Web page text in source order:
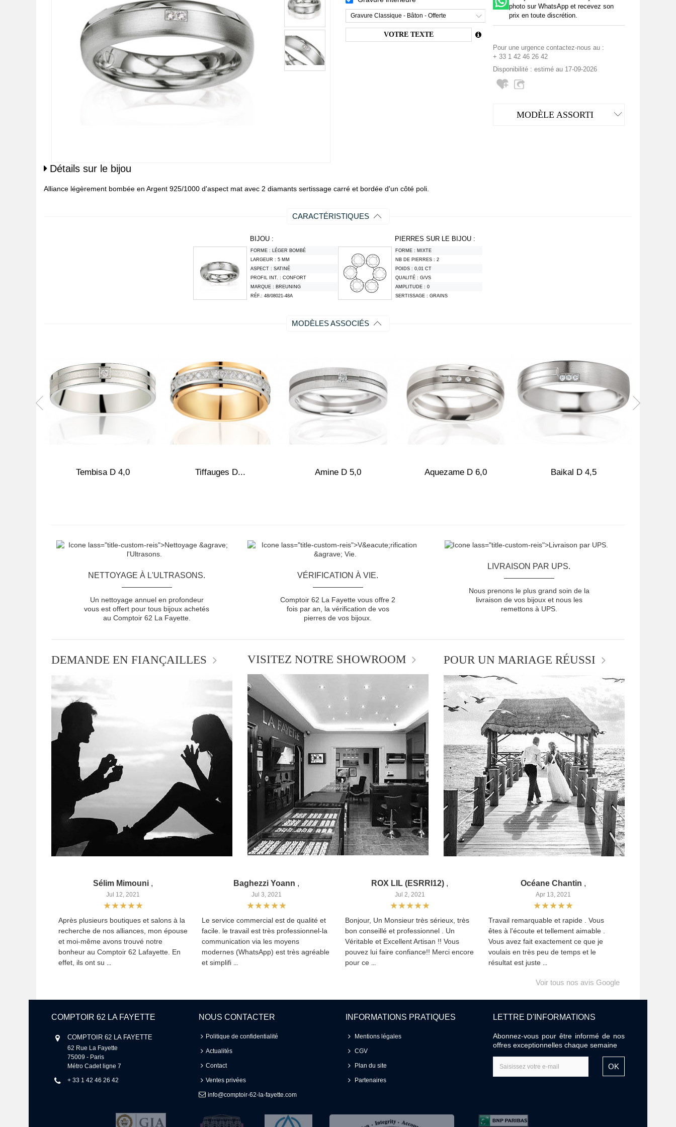
Gravure Classique - Bâton - Offerte
photo sur WhatsApp et recevez son
prix en toute discrétion.
Pour une urgence contactez-nous au :
+ 33 1 42 46 26 42
Disponibilité : estimé au 17-09-2026
MODÈLE ASSORTI
Détails sur le bijou
Alliance légèrement bombée en Argent 925/1000 d'aspect mat avec 2 diamants sertissage carré et bordée d'un côté poli.
CARACTÉRISTIQUES
BIJOU :
FORME : LÉGER BOMBÉ
LARGEUR :5 MM
ASPECT :SATINÉ
PROFIL INT. :CONFORT
MARQUE : BREUNING
RÉF.:48/08021-48A
PIERRES SUR LE BIJOU :
FORME : MIXTE
NB DE PIERRES :2
POIDS :0,01 CT
QUALITÉ :G/VS
AMPLITUDE :0
SERTISSAGE :GRAINS
MODÈLES ASSOCIÉS
Tembisa D 4,0 Tiffauges D... Amine D 5,0 Aquezame D 6,0 Baikal D 4,5
NETTOYAGE À L'ULTRASONS.
Un nettoyage annuel en profondeur
vous est offert pour tous bijoux achetés
au Comptoir 62 La Fayette.
VÉRIFICATION À VIE.
Comptoir 62 La Fayette vous offre 2
fois par an, la vérification de vos
pierres de vos bijoux.
LIVRAISON PAR UPS.
Nous prenons le plus grand soin de la
livraison de vos bijoux et nous les
remettons à UPS.
DEMANDE EN FIANÇAILLES VISITEZ NOTRE SHOWROOM POUR UN MARIAGE RÉUSSI
Sélim Mimouni ,
Jul 12, 2021
Après plusieurs boutiques et salons à la
recherche de nos alliances, mon épouse
et moi-même avons trouvé notre
bonheur au Comptoir 62 Lafayette. En
effet, ils ont su ...
Baghezzi Yoann ,
Jul 3, 2021
Le service commercial est de qualité et
facile. le travail est très professionnel-la
communication via les moyens
modernes (WhatsApp) est très agréable
et simplifi ...
ROX LIL (ESRRI12) ,
Jul 2, 2021
Bonjour, Un Monsieur très sérieux, très
bon conseillé et professionnel . Un
Véritable et Excellent Artisan !! Vous
pouvez lui faire confiance!! Merci encore
pour ce ...
Océane Chantin ,
Apr 13, 2021
Travail remarquable et rapide . Vous
êtes à l'écoute et tellement aimable .
Vous avez fait exactement ce que je
voulais en très peu de temps et le
résultat est juste ...
Voir tous nos avis Google
COMPTOIR 62 LA FAYETTE
COMPTOIR 62 LA FAYETTE
62 Rue La Fayette
75009 - Paris
Métro Cadet ligne 7
+ 33 1 42 46 26 42
NOUS CONTACTER
Politique de confidentialité
Actualités
Contact
Ventes privées
info@comptoir-62-la-fayette.com
INFORMATIONS PRATIQUES
Mentions légales
CGV
Plan du site
Partenaires
LETTRE D'INFORMATIONS
Abonnez-vous pour être informé de nos
offres exceptionnelles chaque semaine
OK